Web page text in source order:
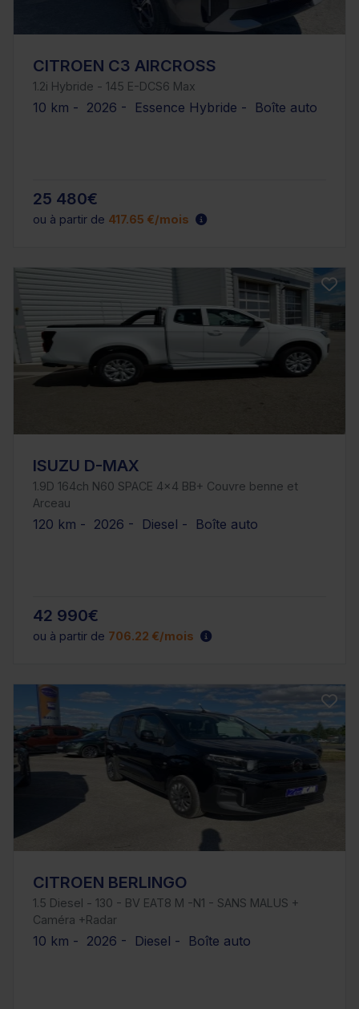
CITROEN C3 AIRCROSS
1.2i Hybride - 145 E-DCS6 Max
10 km - 2026 - Essence Hybride - Boîte auto
25 480€
ou à partir de 417.65 €/mois
ISUZU D-MAX
1.9D 164ch N60 SPACE 4x4 BB+ Couvre benne et
Arceau
120 km - 2026 - Diesel - Boîte auto
42 990€
ou à partir de 706.22 €/mois
CITROEN BERLINGO
1.5 Diesel - 130 - BV EAT8 M -N1 - SANS MALUS +
Caméra +Radar
10 km - 2026 - Diesel - Boîte auto